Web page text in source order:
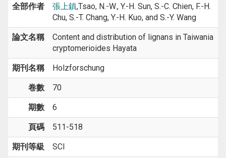
全部作者 張上鎮,Tsao, N.-W., Y.-H. Sun, S.-C. Chien, F.-H.
Chu, S.-T. Chang, Y.-H. Kuo, and S.-Y. Wang
論文名稱
Content and distribution of lignans in Taiwania
cryptomerioides Hayata
期刊名稱 Holzforschung
卷數 70
期數 6
頁碼 511-518
期刊等級 SCI